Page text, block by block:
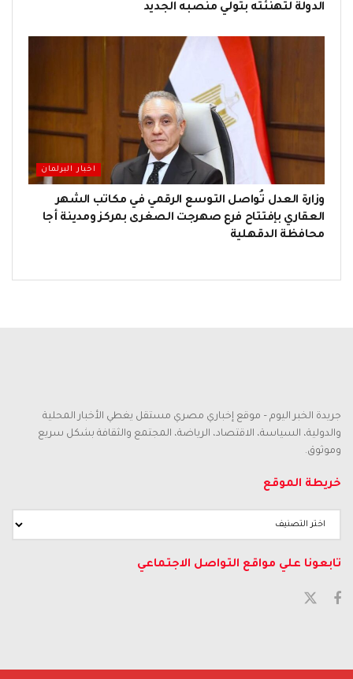
الدولة لتهنئته بتولي منصبه الجديد
اخبار البرلمان
وزارة العدل تُواصل التوسع الرقمي في مكاتب الشهر
العقاري بإفتتاح فرع صهرجت الصغرى بمركز ومدينة أجا
محافظة الدقهلية
جريدة الخبر اليوم – موقع إخباري مصري مستقل يغطي الأخبار المحلية
والدولية، السياسة، الاقتصاد، الرياضة، المجتمع والثقافة بشكل سريع
وموثوق.
خريطة الموقع
تابعونا علي مواقع التواصل الاجتماعي